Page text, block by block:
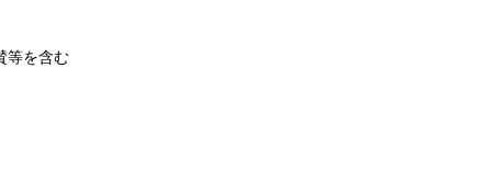
等を含む